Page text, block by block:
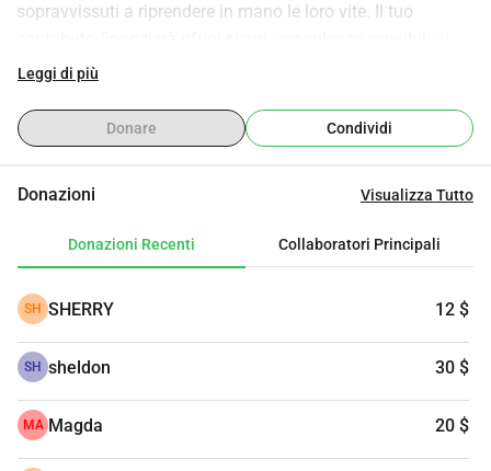
sopravvissuti a riprendere in mano le loro vite. Il tuo
traumi, assistenza legale e formazione professionale,
reintegrarsi nelle loro comunità. Sostenendo questa causa,
puoi svolgere un ruolo vitale nel ripristinare la dignità e la
tratta di esseri umani.
Leggi di più
Donare Condividi
Donazioni Visualizza Tutto
Donazioni Recenti Collaboratori Principali
SH SHERRY 12 $
SH sheldon 30 $
MA Magda 20 $